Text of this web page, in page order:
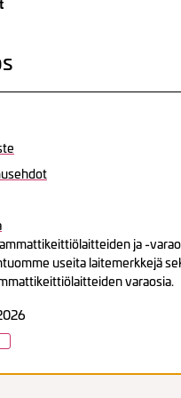
ja -
useita laitemerkkejä
varaosia.